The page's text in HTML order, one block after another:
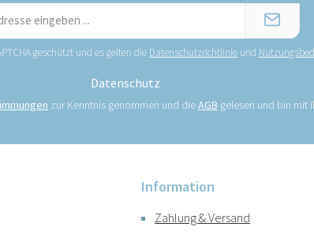
geschützt und es gelten die Datenschutzrichtlinie und
Datenschutz
zur Kenntnis genommen und dieAGB gelesen und bin mit
Information
Zahlung & Versand